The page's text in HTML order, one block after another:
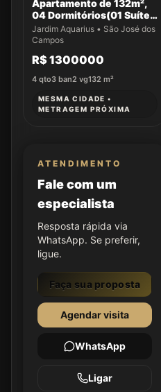
Apartamento de 132m²,
04 Dormitórios(01 Suíte)
a venda no Jardim
Aquarius
Jardim Aquarius • São José dos
Campos
R$ 1300000
4 qto3 ban2 vg132 m²
MESMA CIDADE •
METRAGEM PRÓXIMA
ATENDIMENTO
Fale com um
especialista
Resposta rápida via
WhatsApp. Se preferir,
ligue.
Faça sua proposta
Agendar visita
WhatsApp
Ligar